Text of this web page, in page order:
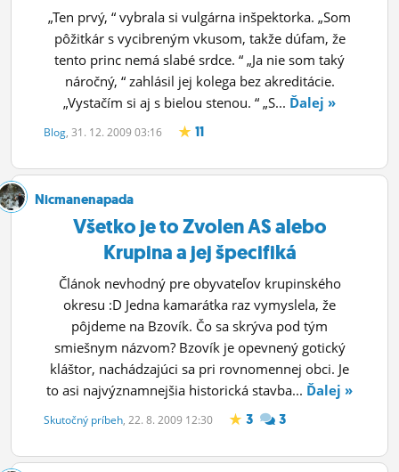
„Ten prvý, “ vybrala si vulgárna inšpektorka. „Som
pôžitkár s vycibreným vkusom, takže dúfam, že
tento princ nemá slabé srdce. “ „Ja nie som taký
náročný, “ zahlásil jej kolega bez akreditácie.
„Vystačím si aj s bielou stenou. “ „S... Ďalej »
Blog, 31. 12. 2009 03:16 11
Nicmanenapada
Všetko je to Zvolen AS alebo
Krupina a jej špecifiká
Článok nevhodný pre obyvateľov krupinského
okresu :D Jedna kamarátka raz vymyslela, že
pôjdeme na Bzovík. Čo sa skrýva pod tým
smiešnym názvom? Bzovík je opevnený gotický
kláštor, nachádzajúci sa pri rovnomennej obci. Je
to asi najvýznamnejšia historická stavba... Ďalej »
Skutočný príbeh, 22. 8. 2009 12:30 3 3